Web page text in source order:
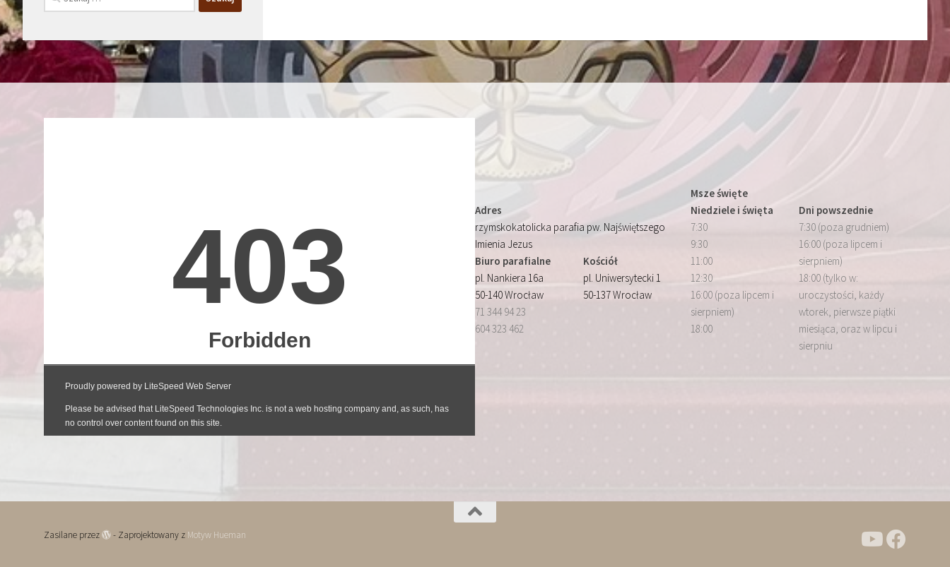
Adres
rzymskokatolicka parafia pw. Najświętszego
Imienia Jezus
Biuro parafialne
pl. Nankiera 16a
50-140 Wrocław
71 344 94 23
604 323 462
Kościół
pl. Uniwersytecki 1
50-137 Wrocław
Msze święte
Niedziele i święta
7:30
9:30
11:00
12:30
16:00 (poza lipcem i
sierpniem)
18:00
Dni powszednie
7:30 (poza grudniem)
16:00 (poza lipcem i
sierpniem)
18:00 (tylko w:
uroczystości, każdy
wtorek, pierwsze piątki
miesiąca, oraz w lipcu i
sierpniu
Zasilane przez - Zaprojektowany z Motyw Hueman